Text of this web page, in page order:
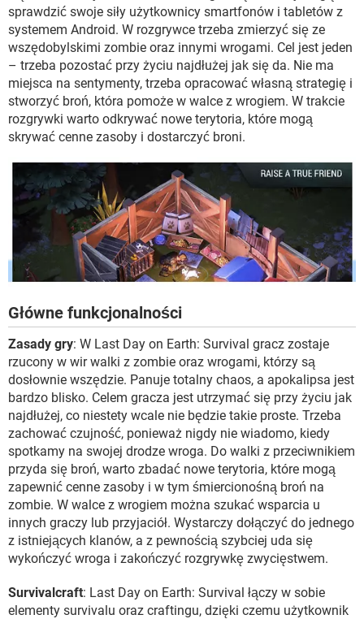
WINDOWS 10
sprawdzić swoje siły użytkownicy smartfonów i tabletów z
systemem Android. W rozgrywce trzeba zmierzyć się ze
wszędobylskimi zombie oraz innymi wrogami. Cel jest jeden
– trzeba pozostać przy życiu najdłużej jak się da. Nie ma
miejsca na sentymenty, trzeba opracować własną strategię i
stworzyć broń, która pomoże w walce z wrogiem. W trakcie
rozgrywki warto odkrywać nowe terytoria, które mogą
skrywać cenne zasoby i dostarczyć broni.
Główne funkcjonalności
Zasady gry: W Last Day on Earth: Survival gracz zostaje
rzucony w wir walki z zombie oraz wrogami, którzy są
dosłownie wszędzie. Panuje totalny chaos, a apokalipsa jest
bardzo blisko. Celem gracza jest utrzymać się przy życiu jak
najdłużej, co niestety wcale nie będzie takie proste. Trzeba
zachować czujność, ponieważ nigdy nie wiadomo, kiedy
spotkamy na swojej drodze wroga. Do walki z przeciwnikiem
przyda się broń, warto zbadać nowe terytoria, które mogą
zapewnić cenne zasoby i w tym śmiercionośną broń na
zombie. W walce z wrogiem można szukać wsparcia u
innych graczy lub przyjaciół. Wystarczy dołączyć do jednego
z istniejących klanów, a z pewnością szybciej uda się
wykończyć wroga i zakończyć rozgrywkę zwycięstwem.
Survivalcraft: Last Day on Earth: Survival łączy w sobie
elementy survivalu oraz craftingu, dzięki czemu użytkownik